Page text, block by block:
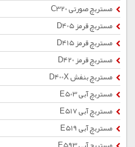
مستربچ صورتی C320
مستربچ قرمز D405
مستربچ قرمز D415
مستربچ قرمز D420
مستربچ بنفش D400X
مستربچ آبی E503
مستربچ آبی E517
مستربچ آبی E519